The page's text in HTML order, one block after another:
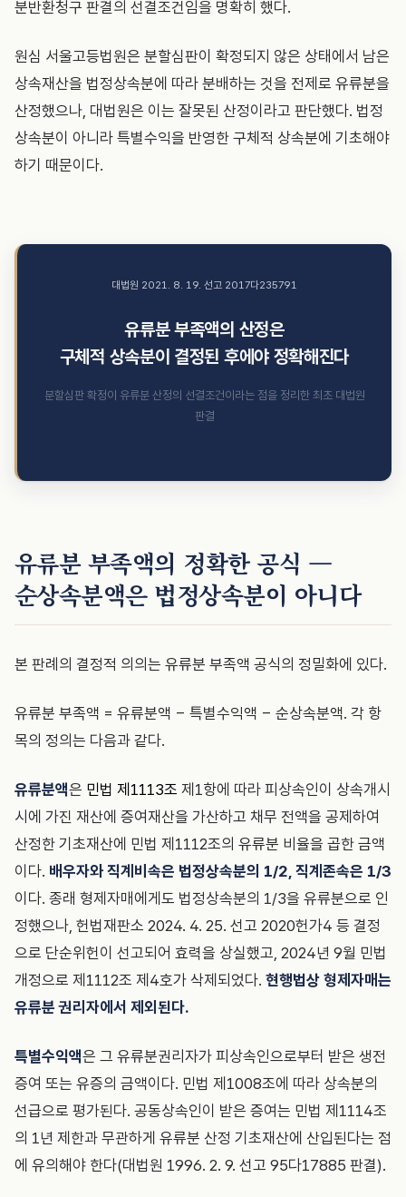
분반환청구 판결의 선결조건임을 명확히 했다.
원심 서울고등법원은 분할심판이 확정되지 않은 상태에서 남은
상속재산을 법정상속분에 따라 분배하는 것을 전제로 유류분을
산정했으나, 대법원은 이는 잘못된 산정이라고 판단했다. 법정
상속분이 아니라 특별수익을 반영한 구체적 상속분에 기초해야
하기 때문이다.
대법원 2021. 8. 19. 선고 2017다235791
유류분 부족액의 산정은
구체적 상속분이 결정된 후에야 정확해진다
분할심판 확정이 유류분 산정의 선결조건이라는 점을 정리한 최초 대법원
판결
유류분 부족액의 정확한 공식 —
순상속분액은 법정상속분이 아니다
본 판례의 결정적 의의는 유류분 부족액 공식의 정밀화에 있다.
유류분 부족액 = 유류분액 − 특별수익액 − 순상속분액. 각 항
목의 정의는 다음과 같다.
유류분액은 민법 제1113조 제1항에 따라 피상속인이 상속개시
시에 가진 재산에 증여재산을 가산하고 채무 전액을 공제하여
산정한 기초재산에 민법 제1112조의 유류분 비율을 곱한 금액
이다. 배우자와 직계비속은 법정상속분의 1/2, 직계존속은 1/3
이다. 종래 형제자매에게도 법정상속분의 1/3을 유류분으로 인
정했으나, 헌법재판소 2024. 4. 25. 선고 2020헌가4 등 결정
으로 단순위헌이 선고되어 효력을 상실했고, 2024년 9월 민법
개정으로 제1112조 제4호가 삭제되었다. 현행법상 형제자매는
유류분 권리자에서 제외된다.
특별수익액은 그 유류분권리자가 피상속인으로부터 받은 생전
증여 또는 유증의 금액이다. 민법 제1008조에 따라 상속분의
선급으로 평가된다. 공동상속인이 받은 증여는 민법 제1114조
의 1년 제한과 무관하게 유류분 산정 기초재산에 산입된다는 점
에 유의해야 한다(대법원 1996. 2. 9. 선고 95다17885 판결).